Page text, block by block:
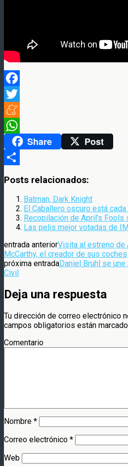
Facebook
Twitter
Meneame
WhatsAppShare Post
Posts relacionados:
Batman, Dark Knight
El Caballero oscuro está
Recopilación de April’s Fools
Las pelis mejor votadas de
entrada anteriorVisita al estreno de
McCarthy, el creador de sus coches
próxima entradaDaniel Bruhl se
Civil
Deja una respuesta
Tu dirección de correo electrónico
campos obligatorios están
Comentario
Nombre *
Correo electrónico *
Web